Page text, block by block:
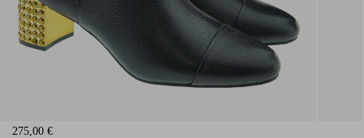
275,00 €